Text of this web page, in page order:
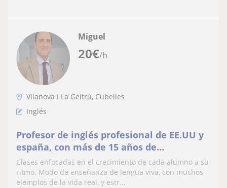
20€/h
Miguel
Vilanova I La Geltrú, Cubelles
Inglés
Profesor de inglés profesional de EE.UU y
españa, con más de 15 años de
experiencia en enseñanza a todos los
niveles.
Clases enfocadas en el crecimiento de cada alumno a su
ritmo. Modo de enseñanza de lengua viva, con muchos
ejemplos de la vida real, y estr...